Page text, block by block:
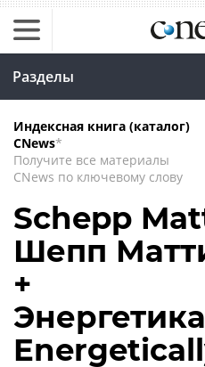
Разделы
Индексная книга (каталог)
CNews*
Получите все материалы
CNews по ключевому слову
Schepp
Шепп
+